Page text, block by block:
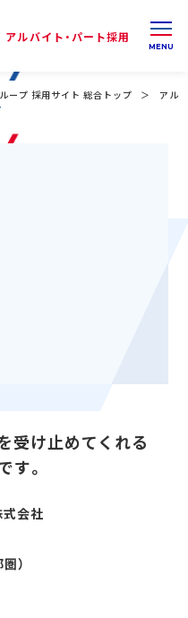
アルバイト・パート採用
ート採用
ープ 採用サイト 総合トップ アル
受け止めてくれる
す。
会社
）